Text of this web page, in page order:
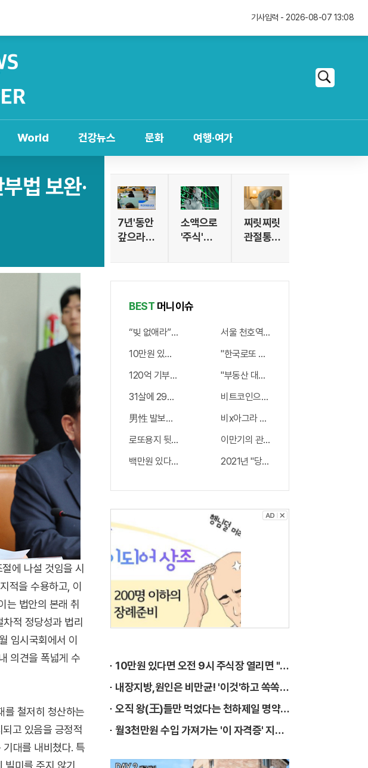
검
World 건강뉴스 문화 여행·여가
기사입력 - 2026-08-07 13:08
법 보완·
에 나설 것임을 시
적을 수용하고, 이
는 법안의 본래 취
적 정당성과 법리
임시국회에서 이
의견을 폭넓게 수
를 철저히 청산하는
고 있음을 긍정적
대를 내비쳤다. 특
미를 주지 않기
7년'동안
갚으라
출 신청
소액으로
'주식'한
라!
찌릿찌릿
관절통
해 14일
BEST 머니이슈
“빚 없애라” 신용등급 상관없이 정부서 1억지원!
10만원 있다면 오전 9시 주식장 열리면 "이종목" 바
120억 기부자 "150억 세금폭탄"에 울면서 한 말이..!
31살에 29억 벌고 먼저 은퇴해, 비법없고 규칙만 지켰다!
男性 발보다 더러운 '거기', 세균지수 확인해보니..충격!
로또용지 뒷면 확인하니 1등당첨 비밀열쇠 발견돼
백만원 있다면 당장 "이종목" 사라! 최소 1000배 이상 증가...충격!!
서울 천호역 “국내 1위 아파트” 들어선다
"한국로또 뚫렸다" 이번주 1등번호
"부동산 대란" 서울 신축 아파트가 "3억?"
비트코인으로 4억잃은 BJ 극단적 선택…
비x아그라 30배! 60대男도 3번이상 불
이만기의 관절튼튼 "호관원" 100%당첨
2021년 "당진" 집값 상승률 1위..왜일까?
조
입
을
해
?
가
성
10만원 있다면 오전 9시 주식장 열리면 "이종목" 바
내장지방,원인은 비만균! '이것'하고 쏙쏙 빠져…
오직 왕(王)들만 먹었다는 천하제일 명약 "침향" 싹쓰리 완판!! 왜 난리났나 봤더니..경악!
월3천만원 수입 가져가는 '이 자격증' 지원자 몰려!